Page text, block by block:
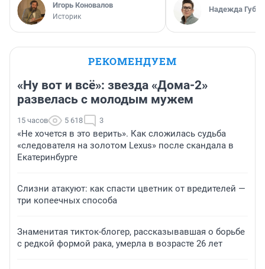
Игорь Коновалов
Историк
Надежда
РЕКОМЕНДУЕМ
«Ну вот и всё»: звезда «Дома-2»
развелась с молодым мужем
15 часов 5 618 3
«Не хочется в это верить». Как сложилась судьба
«следователя на золотом Lexus» после скандала в
Екатеринбурге
Слизни атакуют: как спасти цветник от вредителей —
три копеечных способа
Знаменитая тикток-блогер, рассказывавшая о борьбе
с редкой формой рака, умерла в возрасте 26 лет